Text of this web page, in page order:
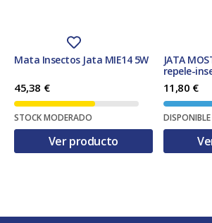
Mata Insectos Jata MIE14 5W
45,38 €
STOCK MODERADO
Ver producto
JATA
repele-
en interior
11,80 €